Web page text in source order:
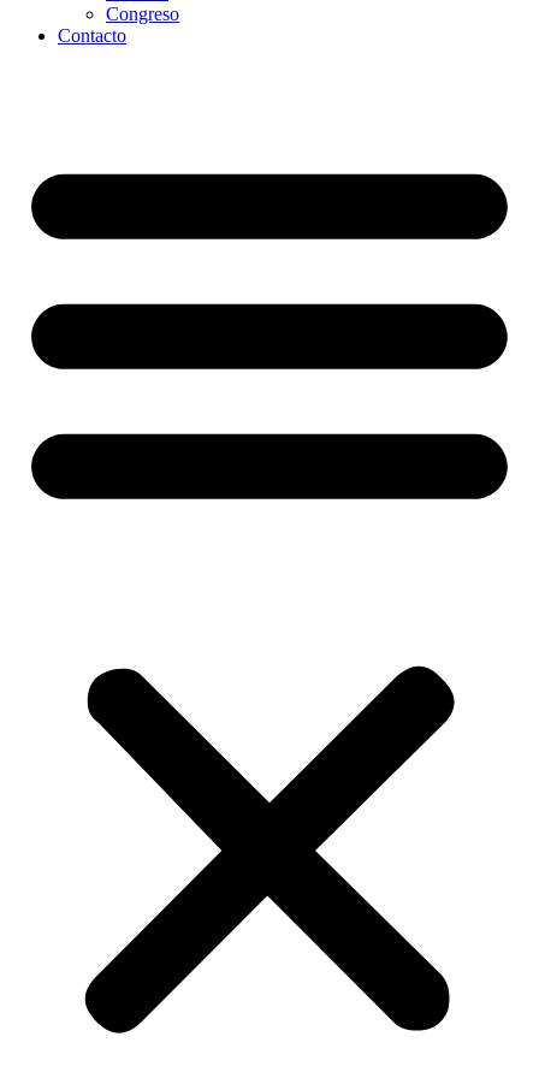
Congreso
Contacto